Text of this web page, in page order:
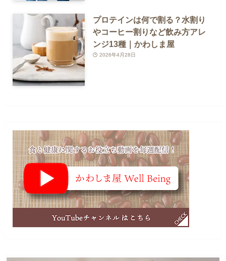
プロテインは何で割る？水割り
やコーヒー割りなど飲み方アレ
ンジ13種｜かわしま屋
2026年4月28日